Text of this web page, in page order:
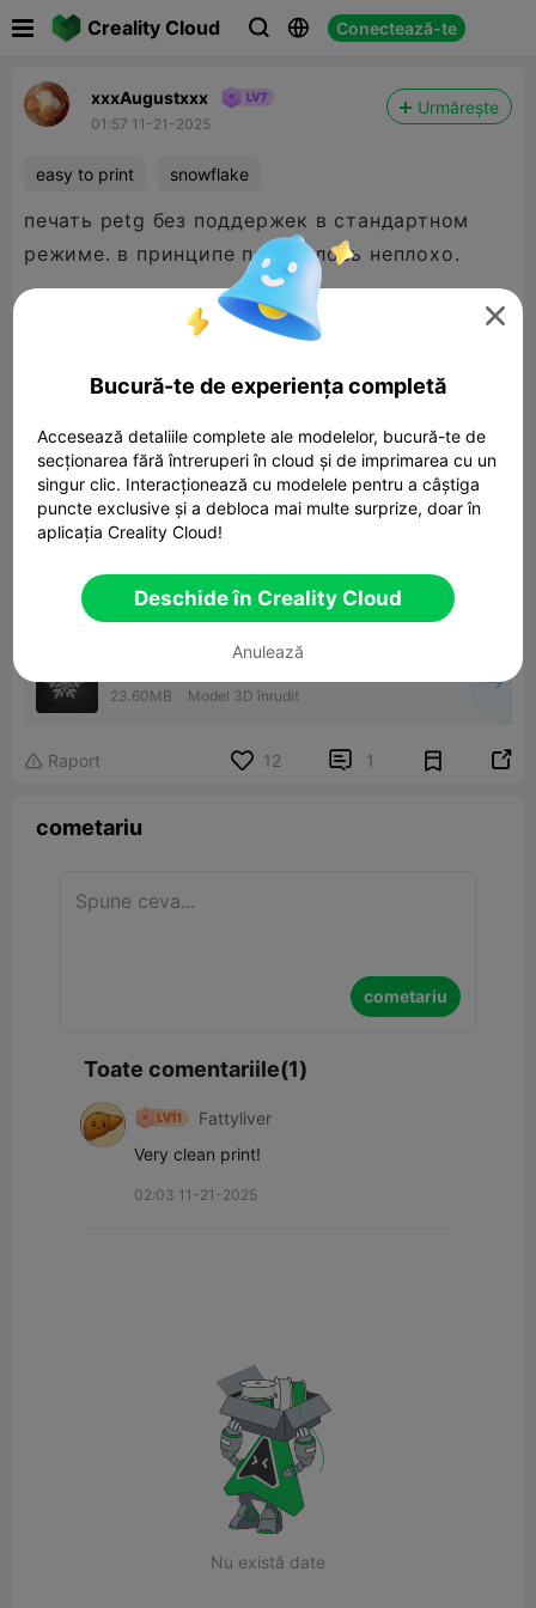
Creality Cloud   Conectează-te
xxxAugustxxx
01:57 11-21-2025
Urmărește
easy to print snowflake
печать petg без поддержек в стандартном
режиме. в принципе получилось неплохо.
petg printing without support in standard mode.
23.60MB Model 3D înrudit
 Raport 12  1 
cometariu
cometariu
Toate comentariile(1)
Fattyliver
Very clean print!
02:03 11-21-2025
Nu există date

Bucură-te de experiența completă
Accesează detaliile complete ale modelelor, bucură-te de
secționarea fără întreruperi în cloud și de imprimarea cu un
singur clic. Interacționează cu modelele pentru a câștiga
puncte exclusive și a debloca mai multe surprize, doar în
aplicația Creality Cloud!
Deschide în Creality Cloud
Anulează